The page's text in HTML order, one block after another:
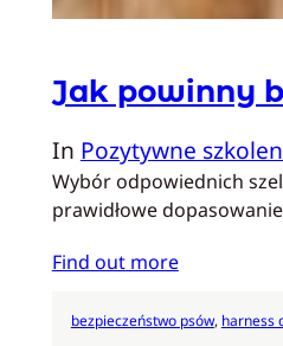
Jak powinny
In Pozytywne
Wybór odpowiednich
prawidłowe
Find out more
bezpieczeństwo psów, harness